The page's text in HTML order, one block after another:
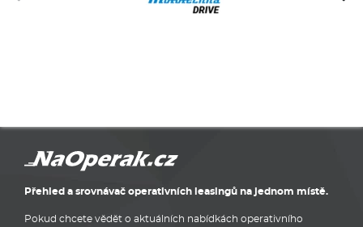
Přehled a srovnávač operativních leasingů na jednom místě.
Pokud chcete vědět o aktuálních nabídkách operativního